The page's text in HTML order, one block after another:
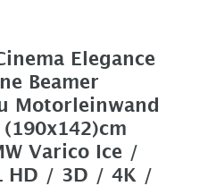
Elegance
Beamer
Motorleinwand
Varico Ice /
HD / 3D / 4K /